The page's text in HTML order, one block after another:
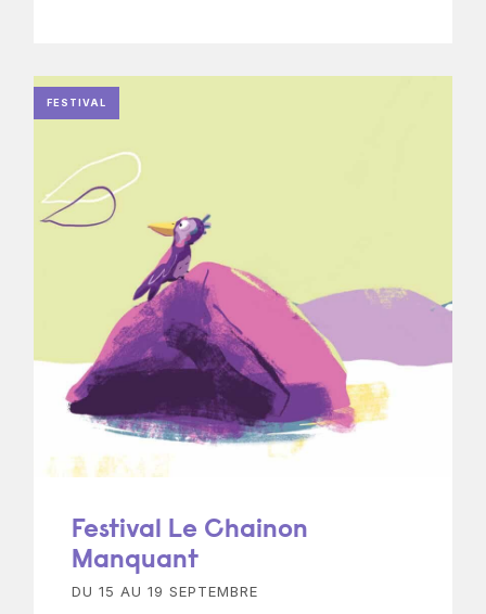
FESTIVAL
Festival Le Chainon
Manquant
DU 15 AU 19 SEPTEMBRE